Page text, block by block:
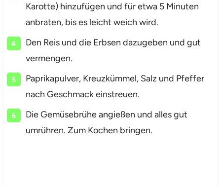
Karotte) hinzufügen und für etwa 5 Minuten
anbraten, bis es leicht weich wird.
Den Reis und die Erbsen dazugeben und gut
vermengen.
Paprikapulver, Kreuzkümmel, Salz und Pfeffer
nach Geschmack einstreuen.
Die Gemüsebrühe angießen und alles gut
umrühren. Zum Kochen bringen.